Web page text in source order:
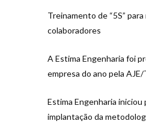
Treinamento de “5S”
colaboradores
A Estima Engenharia foi
empresa do ano pela AJE/
Estima Engenharia iniciou
implantação da